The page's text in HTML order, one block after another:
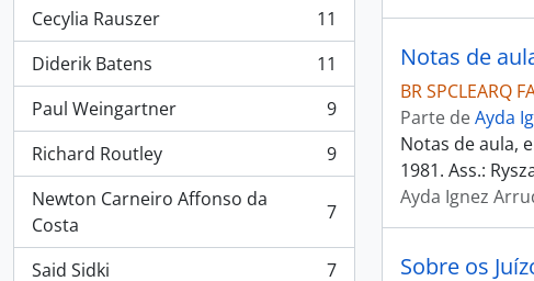
Cecylia Rauszer
, 11 resultados
11
Diderik Batens
, 11 resultados
11
Paul Weingartner
, 9 resultados
9
Richard Routley
, 9 resultados
9
Newton Carneiro Affonso da
Costa
, 7 resultados 7
Said Sidki 7
Notas de
BR SPCLEARQ
Parte deAyda
Notas de aula,
1981. Ass.:
Ayda Ignez
Sobre os